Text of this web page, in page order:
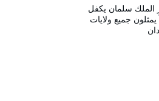
الملك سلمان يكفل
يمثلون جميع ولايات